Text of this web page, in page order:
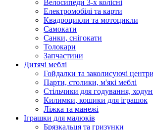
Велосипеди 3-х колісні
Електромобілі та карти
Квадроцикли та мотоцикли
Самокати
Санки, снігокати
Толокари
Запчастини
Дитячі меблі
Гойдалки та заколисуючі центри
Парти, столики, м'які меблі
Стільчики для годування,
Килимки, кошики для іграшок
Ліжка та манежі
Іграшки для малюків
Брязкальця та гризунки